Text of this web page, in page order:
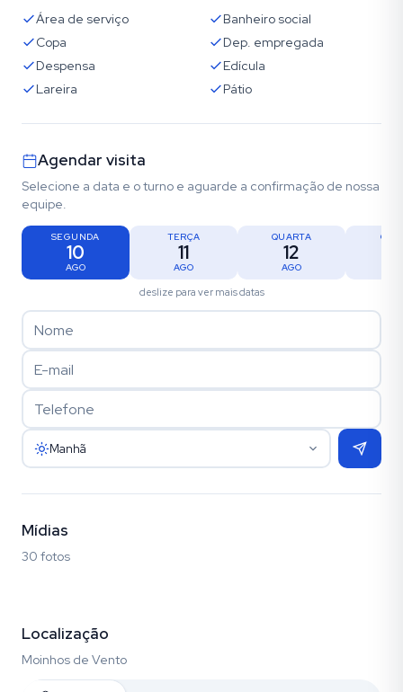
Área de serviço
Banheiro social
Copa
Dep. empregada
Despensa
Edícula
Lareira
Pátio
Agendar visita
Selecione a data e o turno e aguarde a confirmação de nossa
equipe.
SEGUNDA
10
AGO
TERÇA
11
AGO
QUARTA
12
AGO
deslize para ver mais datas
Manhã
Mídias
30 fotos
Localização
Moinhos de Vento